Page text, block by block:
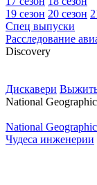
19 сезон 20 сезон
Спец выпуски
Расследование
Discovery
Дискавери
National Geographic
National Geographic
Чудеса инженерии